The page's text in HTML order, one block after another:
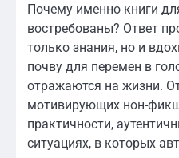
Почему именно книги
востребованы? Ответ
только знания, но и
почву для перемен в
отражаются на жизни.
мотивирующих нон-
практичности,
ситуациях, в которых